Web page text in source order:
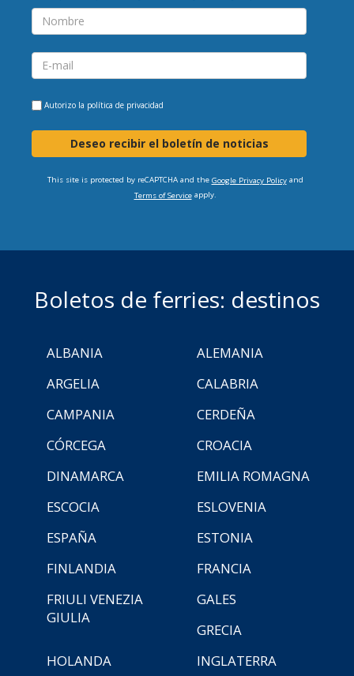
Autorizo la política de privacidad
Deseo recibir el boletín de noticias
This site is protected by reCAPTCHA and the Google Privacy Policyand
Terms of Serviceapply.
Boletos de ferries: destinos
ALBANIA
ALEMANIA
ARGELIA
CALABRIA
CAMPANIA
CERDEÑA
CÓRCEGA
CROACIA
DINAMARCA
EMILIA ROMAGNA
ESCOCIA
ESLOVENIA
ESPAÑA
ESTONIA
FINLANDIA
FRANCIA
FRIULI VENEZIA
GIULIA
GALES
GRECIA
HOLANDA
INGLATERRA